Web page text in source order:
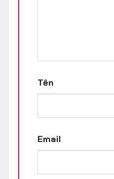
Tên
Email